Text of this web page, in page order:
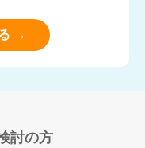
→
討の方